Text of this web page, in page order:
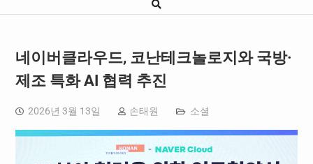
네이버클라우드, 코난테크놀로지와 국방·
제조 특화 AI 협력 추진
2026년 3월 13일 손태원 소셜